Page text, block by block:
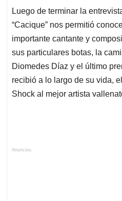
Luego de terminar la
“Cacique” nos permitió
importante cantante y
sus particulares botas, la
Diomedes Díaz y el último
recibió a lo largo de su vida,
Shock al mejor artista
Anuncios.